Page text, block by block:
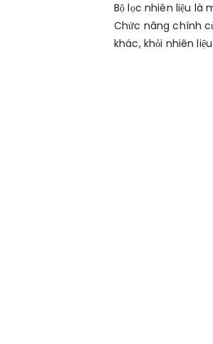
Bộ lọc nhiên liệu là
Chức năng chính
khác, khỏi nhiên